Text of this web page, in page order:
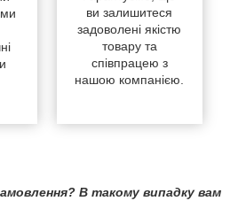
ви залишитеся
задоволені якістю
товару та
співпрацею з
нашою компанією.
В такому випадку вам